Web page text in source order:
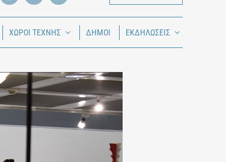
ΧΩΡΟΙ ΤΕΧΝΗΣ ΔΗΜΟΙ ΕΚΔΗΛΩΣΕΙΣ